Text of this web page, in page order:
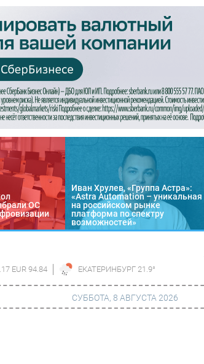
ОС
Иван Хрулев, «Группа Астра»:
«Astra Automation – уникальная
на российском рынке
платформа по спектру
возможностей»
EUR 94.84 ЕКАТЕРИНБУРГ 21.9°
СУББОТА, 8 АВГУСТА 2026